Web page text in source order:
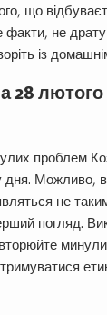
що
факти, не
із
28 лютого
проблем
дня. Можливо,
не
погляд.